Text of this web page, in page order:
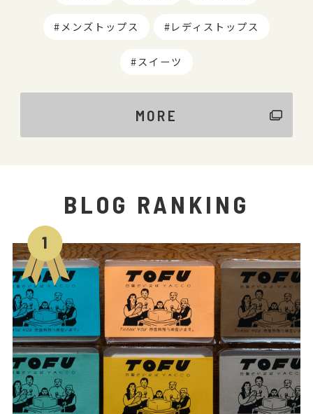
メンズトップス レディストップス
スイーツ
MORE
BLOG RANKING